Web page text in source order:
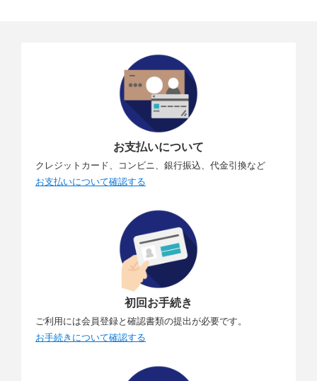
お支払いについて
クレジットカード、コンビニ、銀行振込、代金引換など
お支払いについて確認する
初回お手続き
ご利用には会員登録と確認書類の提出が必要です。
お手続きについて確認する